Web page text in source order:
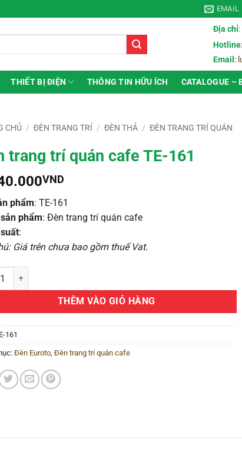
EMAIL
Địa chỉ:
Hotline:
Email :
THIẾT BỊ ĐIỆN THÔNG TIN HỮU ÍCH CATALOGUE –
CHỦ / ĐÈN TRANG TRÍ / ĐÈN THẢ / ĐÈN TRANG TRÍ QUÁN
trang trí quán cafe TE-161
VND
phẩm: TE-161
phẩm: Đèn trang trí quán cafe
:
Giá trên chưa bao gồm thuế Vat.
trí quán cafe TE-161 số lượng
THÊM VÀO GIỎ HÀNG
161
Đèn Euroto, Đèn trang trí quán cafe